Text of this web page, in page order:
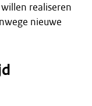
realiseren
nieuwe